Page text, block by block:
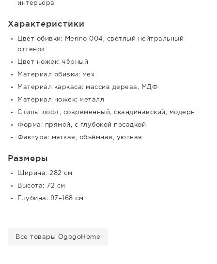
интерьера
Характеристики
Цвет обивки: Merino 004, светлый нейтральный
оттенок
Цвет ножек: чёрный
Материал обивки: мех
Материал каркаса: массив дерева, МДФ
Материал ножек: металл
Стиль: лофт, современный, скандинавский, модерн
Форма: прямой, с глубокой посадкой
Фактура: мягкая, объёмная, уютная
Размеры
Ширина: 282 см
Высота: 72 см
Глубина: 97–168 см
Все товары OgogoHome